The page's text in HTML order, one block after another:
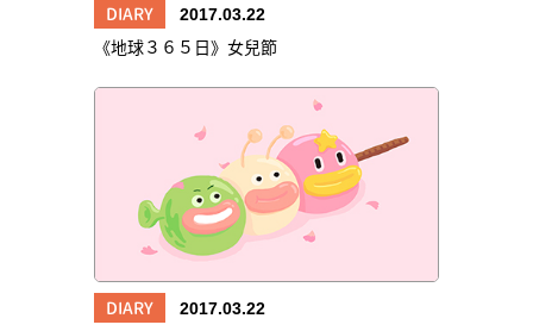
DIARY 2017.03.22
《地球３６５日》女兒節
DIARY 2017.03.22